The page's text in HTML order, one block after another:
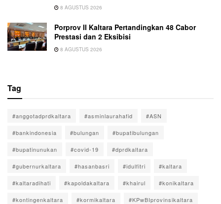
8 AGUSTUS 2026
Porprov II Kaltara Pertandingkan 48 Cabor
Prestasi dan 2 Eksibisi
8 AGUSTUS 2026
Tag
#anggotadprdkaltara #asminlaurahafid #ASN
#bankindonesia #bulungan #bupatibulungan
#bupatinunukan #covid-19 #dprdkaltara
#gubernurkaltara #hasanbasri #idulfitri #kaltara
#kaltaradihati #kapoldakaltara #khairul #konikaltara
#kontingenkaltara #kormikaltara #KPwBIprovinsikaltara